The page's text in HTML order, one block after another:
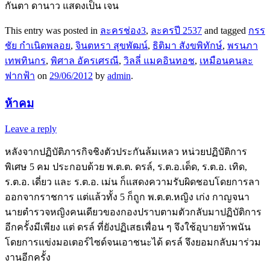
กันตา ดานาว แสดงเป็น เจน
This entry was posted in ละครช่อง3, ละครปี 2537 and tagged กรร
ชัย กำเนิดพลอย, จินตหรา สุขพัฒน์, ธิติมา สังขพิทักษ์, พรนภา
เทพทินกร, พิศาล อัครเศรณี, วิลลี่ แมคอินทอช, เหมือนคนละ
ฟากฟ้า on 29/06/2012 by admin.
ห้าคม
Leave a reply
หลังจากปฏิบัติภารกิจชิงตัวประกันล้มเหลว หน่วยปฏิบัติการ
พิเศษ 5 คม ประกอบด้วย พ.ต.ต. ดรล์, ร.ต.อ.เด็ด, ร.ต.อ. เทิด,
ร.ต.อ. เดี่ยว และ ร.ต.อ. เม่น ก็แสดงความรับผิดชอบโดยการลา
ออกจากราชการ แต่แล้วทั้ง 5 ก็ถูก พ.ต.ต.หญิง เก่ง กาญจนา
นายตำรวจหญิงคนเดียวของกองปราบตามตัวกลับมาปฏิบัติการ
อีกครั้งมีเพียง แต่ ดรล์ ที่ยังปฏิเสธเพื่อน ๆ จึงใช้อุบายท้าพนัน
โดยการแข่งมอเตอร์ไซด์จนเอาชนะได้ ดรล์ จึงยอมกลับมาร่วม
งานอีกครั้ง